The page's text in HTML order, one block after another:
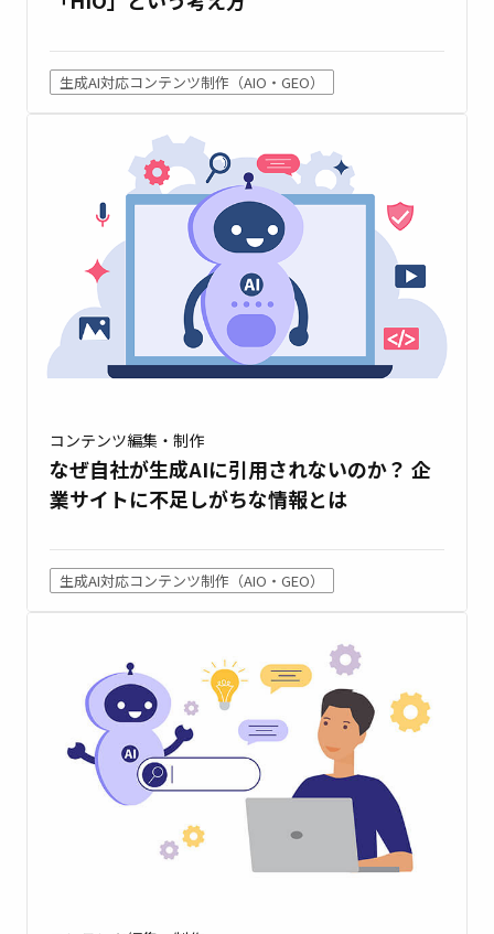
生成AI対応コンテンツ制作（AIO・GEO）
コンテンツ編集・制作
なぜ自社が生成AIに引用されないのか？ 企
業サイトに不足しがちな情報とは
生成AI対応コンテンツ制作（AIO・GEO）